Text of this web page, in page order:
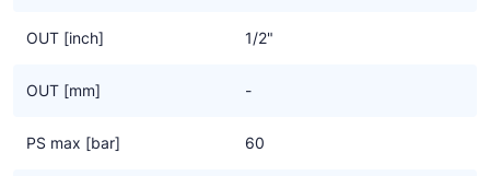
OUT [inch] 1/2"
OUT [mm] -
PS max [bar] 60